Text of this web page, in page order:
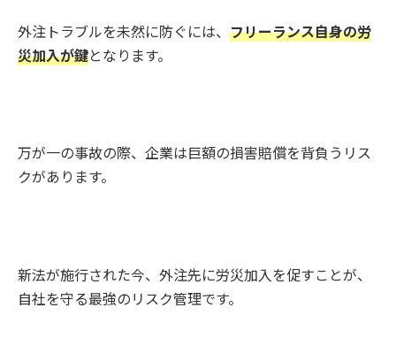
外注トラブルを未然に防ぐには、 フリーランス自身の労
災加入が鍵となります。
万が一の事故の際、企業は巨額の損害賠償を背負うリス
クがあります。
新法が施行された今、外注先に労災加入を促すことが、
自社を守る最強のリスク管理です。